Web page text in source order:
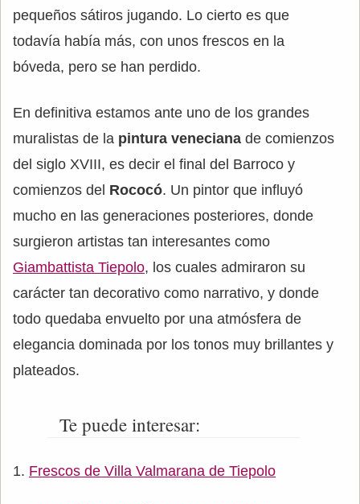
pequeños sátiros jugando. Lo cierto es que
todavía había más, con unos frescos en la
bóveda, pero se han perdido.
En definitiva estamos ante uno de los grandes
muralistas de la pintura veneciana de comienzos
del siglo XVIII, es decir el final del Barroco y
comienzos del Rococó. Un pintor que influyó
mucho en las generaciones posteriores, donde
surgieron artistas tan interesantes como
Giambattista Tiepolo, los cuales admiraron su
carácter tan decorativo como narrativo, y donde
todo quedaba envuelto por una atmósfera de
elegancia dominada por los tonos muy brillantes y
plateados.
Te puede interesar:
Frescos de Villa Valmarana de Tiepolo